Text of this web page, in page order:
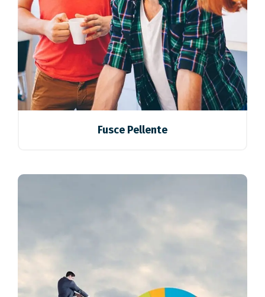
Fusce Pellente